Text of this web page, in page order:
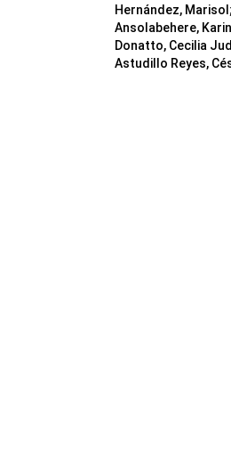
Hernández, Marisol ;
Ansolabehere,
Donatto, Cecilia
Astudillo Reyes,